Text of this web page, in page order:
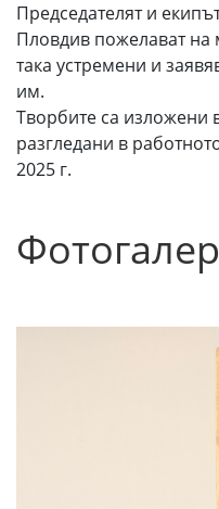
Председателят и
Пловдив пожелават на
така устремени и
им.
Творбите са изложени
разгледани в
2025 г.